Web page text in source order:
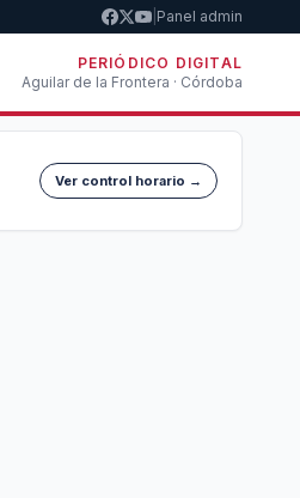
Panel admin
PERIÓDICO DIGITAL
Aguilar de la Frontera · Córdoba
Ver control horario →